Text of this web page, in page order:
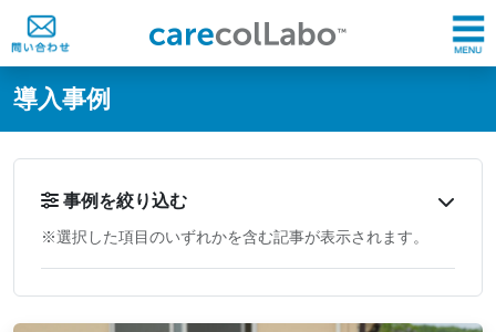
@ -0,0 +1,60 @@
導入事例
事例を絞り込む
※選択した項目のいずれかを含む記事が表示されます。